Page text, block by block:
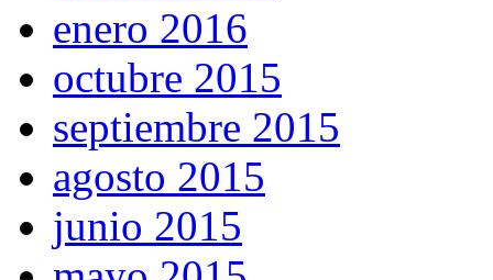
enero 2016
octubre 2015
septiembre 2015
agosto 2015
junio 2015